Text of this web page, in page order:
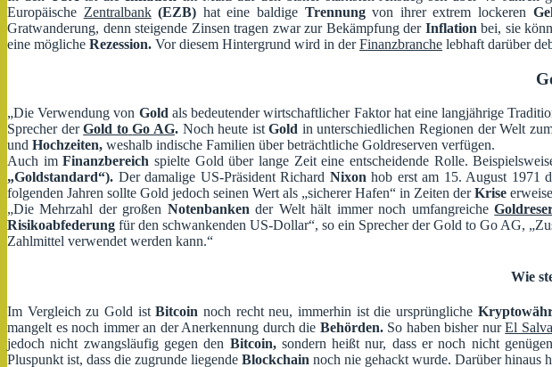
Europäische Zentralbank (EZB) hat eine baldige Trennungvon ihrer extrem lockeren
Gratwanderung, denn steigende Zinsen tragen zwar zur Bekämpfung der Inflation bei, sie
eine mögliche Rezession. Vor diesem Hintergrund wird in derFinanzbranche lebhaft darüber
„Die Verwendung von Gold als bedeutender wirtschaftlicher Faktor hat eine langjährige
Sprecher derGold to Go AG.Noch heute istGold in unterschiedlichen Regionen der Welt
und Hochzeiten, weshalb indische Familien über beträchtliche Goldreserven verfügen.
Auch imFinanzbereich spielte Gold über lange Zeit eine entscheidende Rolle.
„Goldstandard“). Der damalige US-Präsident Richard Nixon hob erst am 15. August 1971
folgenden Jahren sollte Gold jedoch seinen Wert als „sicherer Hafen“ in Zeiten derKrise
„Die Mehrzahl der großen Notenbanken der Welt hält immer noch umfangreiche
Risikoabfederung für den schwankenden US-Dollar“, so ein Sprecher der Gold to Go AG,
Zahlmittel verwendet werden kann.“
Wie
Im Vergleich zu Gold istBitcoin noch recht neu, immerhin ist die ursprüngliche
mangelt es noch immer an der Anerkennung durch die Behörden.So haben bisher nurEl
jedoch nicht zwangsläufig gegen den Bitcoin,sondern heißt nur, dass er noch nicht
Pluspunkt ist, dass die zugrunde liegende Blockchain noch nie gehackt wurde. Darüber hinaus